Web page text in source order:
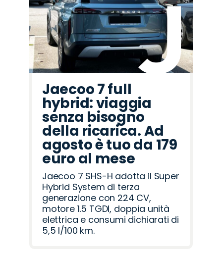
Romeo
Rover
Jaecoo 7 full
hybrid: viaggia
senza bisogno
della ricarica. Ad
agosto è tuo da 179
euro al mese
Jaecoo 7 SHS-H adotta il Super
Hybrid System di terza
generazione con 224 CV,
motore 1.5 TGDI, doppia unità
elettrica e consumi dichiarati di
5,5 l/100 km.